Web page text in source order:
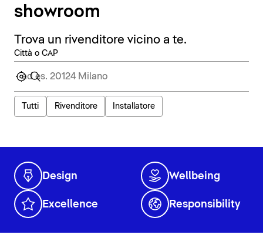
showroom
Trova un rivenditore vicino a te.
Città o CAP
Tutti Rivenditore Installatore
Design Wellbeing
Excellence Responsibility